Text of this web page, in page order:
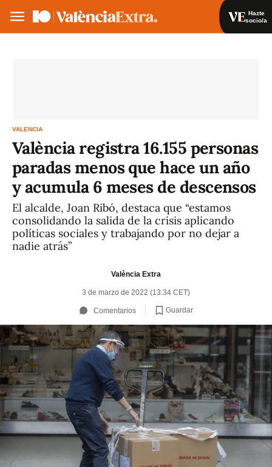
Hazte
socio/a
VALENCIA
València registra 16.155 personas
paradas menos que hace un año
y acumula 6 meses de descensos
El alcalde, Joan Ribó, destaca que “estamos
consolidando la salida de la crisis aplicando
políticas sociales y trabajando por no dejar a
nadie atrás”
València Extra
3 de marzo de 2022 (13:34 CET)
Comentarios Guardar